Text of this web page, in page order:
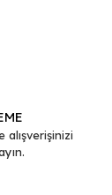
daha pahalı.
olmalı.
alışverişinizi